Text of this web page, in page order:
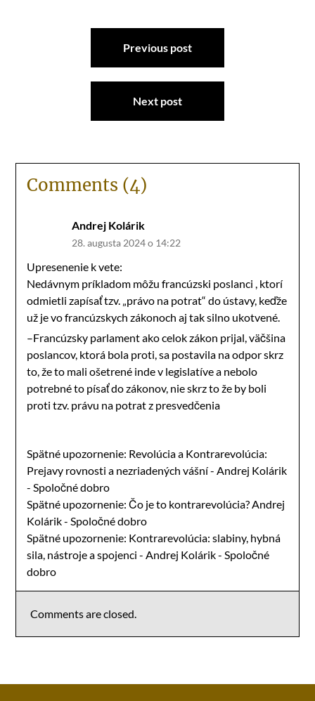
Previous post
Next post
Comments (4)
Andrej Kolárik
28. augusta 2024 o 14:22
Upresenenie k vete:
Nedávnym príkladom môžu francúzski poslanci , ktorí
odmietli zapísať tzv. „právo na potrat“ do ústavy, keďže
už je vo francúzskych zákonoch aj tak silno ukotvené.
–Francúzsky parlament ako celok zákon prijal, väčšina
poslancov, ktorá bola proti, sa postavila na odpor skrz
to, že to mali ošetrené inde v legislatíve a nebolo
potrebné to písať do zákonov, nie skrz to že by boli
proti tzv. právu na potrat z presvedčenia
Spätné upozornenie: Revolúcia a Kontrarevolúcia:
Prejavy rovnosti a nezriadených vášní - Andrej Kolárik
- Spoločné dobro
Spätné upozornenie:Čo je to kontrarevolúcia? Andrej
Kolárik - Spoločné dobro
Spätné upozornenie: Kontrarevolúcia: slabiny, hybná
sila, nástroje a spojenci - Andrej Kolárik - Spoločné
dobro
Comments are closed.